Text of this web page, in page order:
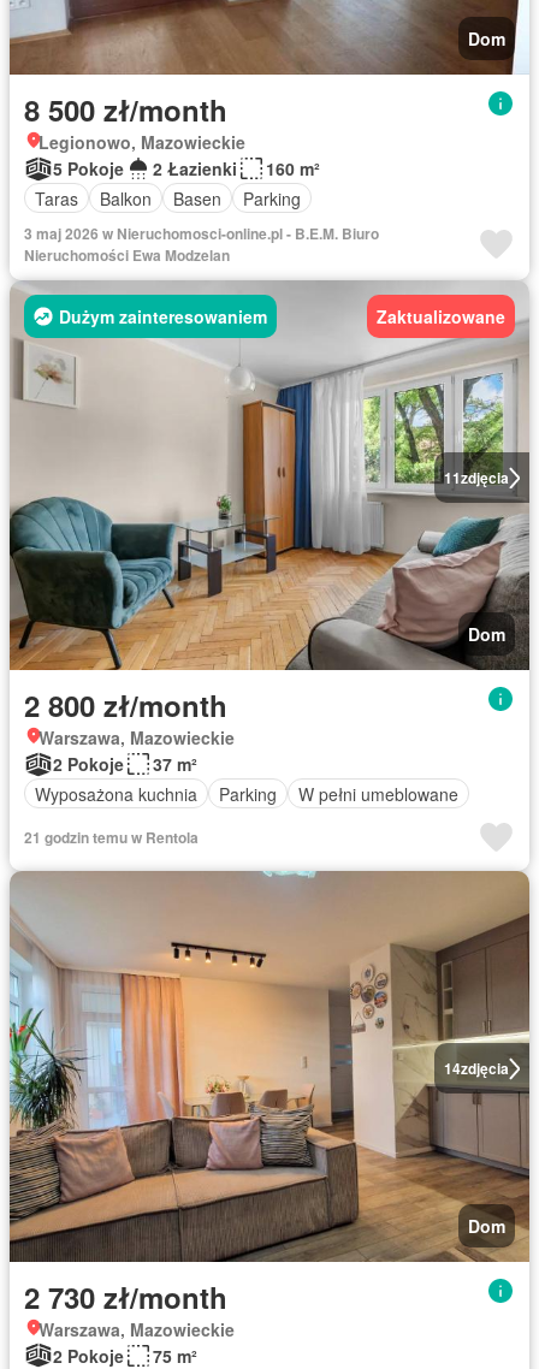
Dom
8 500 zł/month
Legionowo, Mazowieckie
5 Pokoje
2 Łazienki
160 m²
Taras
Balkon Basen Parking
3 maj 2026 w Nieruchomosci-online.pl - B.E.M. Biuro
Nieruchomości Ewa Modzelan
11zdjęcia
Dużym zainteresowaniem Zaktualizowane
Dom
2 800 zł/month
Warszawa, Mazowieckie
2 Pokoje
37 m²
Wyposażona kuchnia
Parking W pełni umeblowane
21 godzin temu w Rentola
14zdjęcia
Dom
2 730 zł/month
Warszawa, Mazowieckie
2 Pokoje
75 m²